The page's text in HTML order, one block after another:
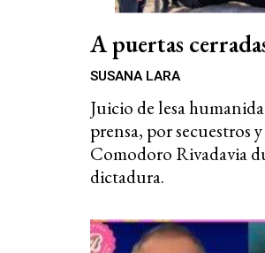
A puertas
SUSANA LARA
Juicio de lesa
prensa, por secuestros
Comodoro Rivadavia
dictadura.